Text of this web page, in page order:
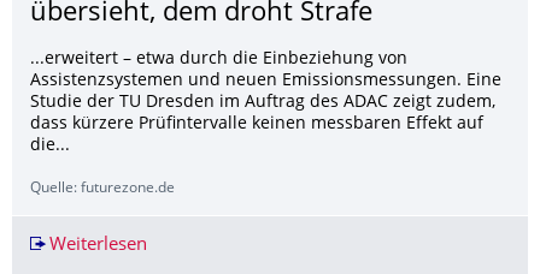
übersieht, dem droht Strafe
...erweitert – etwa durch die Einbeziehung von
Assistenzsystemen und neuen Emissionsmessungen. Eine
Studie der TU Dresden im Auftrag des ADAC zeigt zudem,
dass kürzere Prüfintervalle keinen messbaren Effekt auf
die...
Quelle: futurezone.de
Weiterlesen